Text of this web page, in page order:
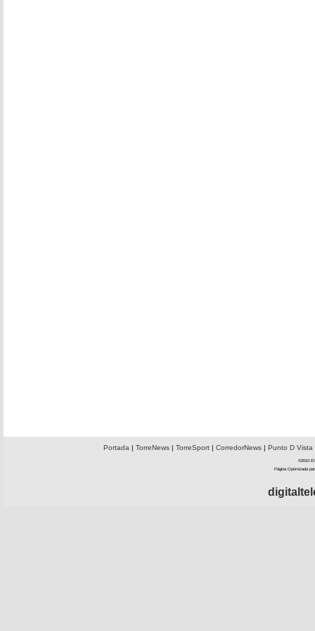
Portada | TorreNews| TorreSport| CorredorNews| Punto D Vista
©2010 El
Página Optimizada